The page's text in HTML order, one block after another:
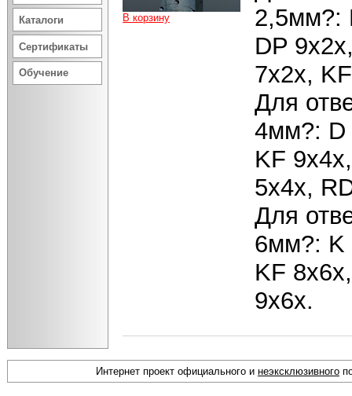
Каталоги
Сертификаты
Обучение
В корзину
2,5мм?:
DP
7x2x,
Для
4мм?: D
KF
5x4x,
Для
6мм?: K
KF
9x6x.
Интернет проект официального и неэксклюзивного